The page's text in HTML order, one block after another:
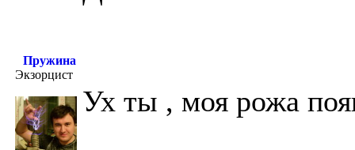
Пружина
Экзорцист
Ух ты , моя рожа